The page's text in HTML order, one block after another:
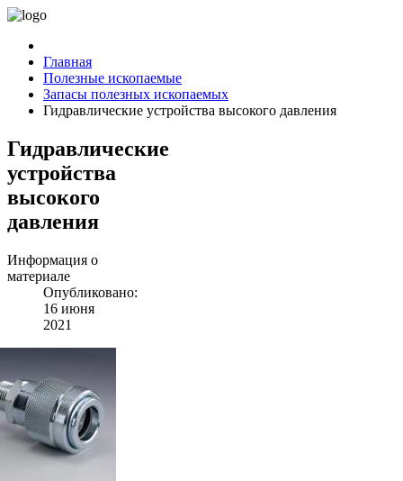
Главная
Полезные ископаемые
Запасы полезных ископаемых
Гидравлические устройства высокого давления
Гидравлические
устройства
высокого
давления
Информация о
материале
Опубликовано:
16 июня
2021